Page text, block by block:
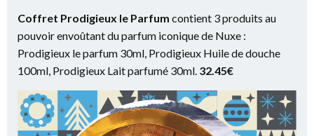
Coffret Prodigieux le Parfum contient 3 produits au
pouvoir envoûtant du parfum iconique de Nuxe :
Prodigieux le parfum 30ml, Prodigieux Huile de douche
100ml, Prodigieux Lait parfumé 30ml. 32.45€